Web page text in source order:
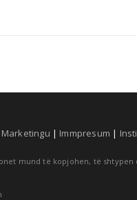
Marketingu | Immpresum |
mund të kopjohen, të shtypen